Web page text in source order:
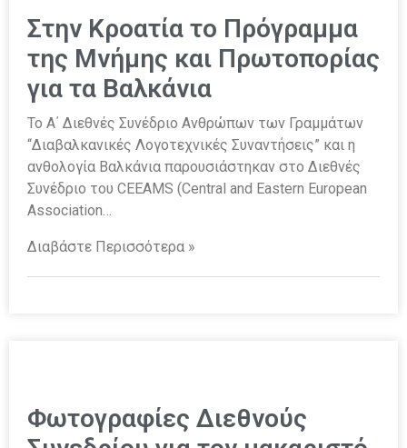
Στην Κροατία το Πρόγραμμα
της Μνήμης και Πρωτοπορίας
για τα Βαλκάνια
Το Α΄ Διεθνές Συνέδριο Ανθρώπων των Γραμμάτων
“Διαβαλκανικές Λογοτεχνικές Συναντήσεις” και η
ανθολογία Βαλκάνια παρουσιάστηκαν στο Διεθνές
Συνέδριο του CEEAMS (Central and Eastern European
Association…
Διαβάστε Περισσότερα »
Φωτογραφίες Διεθνούς